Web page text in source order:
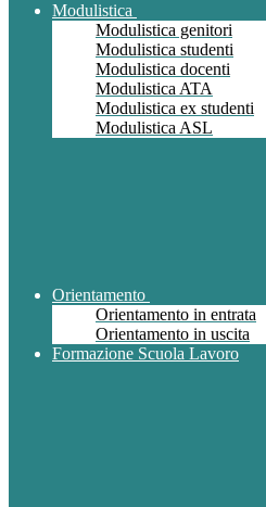
Modulistica
Modulistica genitori
Modulistica studenti
Modulistica docenti
Modulistica ATA
Modulistica ex studenti
Modulistica ASL
Orientamento
Orientamento in entrata
Orientamento in uscita
Formazione Scuola Lavoro